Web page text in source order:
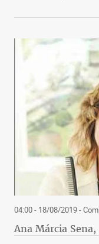
04:00 - 18/08/2019-
Ana Márcia